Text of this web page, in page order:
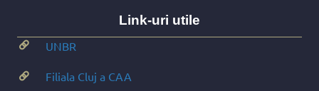
Link-uri utile
UNBR
Filiala Cluj a CAA